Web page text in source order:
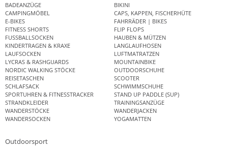
BADEANZÜGE
BIKINI
CAMPINGMÖBEL
CAPS, KAPPEN, FISCHERHÜTE
E-BIKES
FAHRRÄDER | BIKES
FITNESS SHORTS
FLIP FLOPS
FUSSBALLSOCKEN
HAUBEN & MÜTZEN
KINDERTRAGEN & KRAXE
LANGLAUFHOSEN
LAUFSOCKEN
LUFTMATRATZEN
LYCRAS & RASHGUARDS
MOUNTAINBIKE
NORDIC WALKING STÖCKE
OUTDOORSCHUHE
REISETASCHEN
SCOOTER
SCHLAFSACK
SCHWIMMSCHUHE
SPORTUHREN & FITNESSTRACKER
STAND UP PADDLE (SUP)
STRANDKLEIDER
TRAININGSANZÜGE
WANDERSTÖCKE
WANDERJACKEN
WANDERSOCKEN
YOGAMATTEN
Outdoorsport